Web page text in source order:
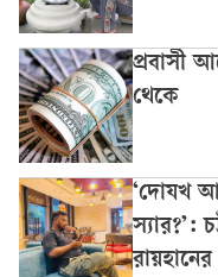
প্রবাসী
থেকে
‘দোযখ
স্যার?’: